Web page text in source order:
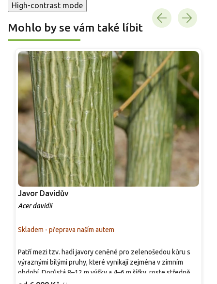
High-contrast mode
Mohlo by se vám také líbit
Javor Davidův
Acer davidii
Skladem - přeprava naším autem
Patří mezi tzv. hadí javory ceněné pro zelenošedou kůru s
výraznými bílými pruhy, které vynikají zejména v zimním
období. Dorůstá 8–12 m výšky a 4–6 m šířky, roste středně